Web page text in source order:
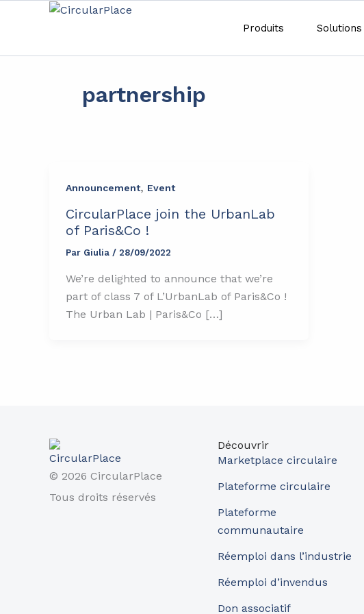
Produits Solutions
partnership
Announcement, Event
CircularPlace join the UrbanLab
of Paris&Co !
Par Giulia / 28/09/2022
We’re delighted to announce that we’re
part of class 7 of L’UrbanLab of Paris&Co !
The Urban Lab | Paris&Co […]
© 2026 CircularPlace
Tous droits réservés
Découvrir
Marketplace circulaire
Plateforme circulaire
Plateforme
communautaire
Réemploi dans l’industrie
Réemploi d’invendus
Don associatif